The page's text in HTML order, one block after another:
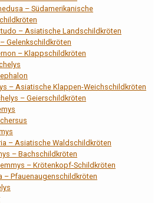
– Südamerikanische
– Asiatische Landschildkröten
Gelenkschildkröten
– Klappschildkröten
– Asiatische Klappen-Weichschildkröten
– Geierschildkröten
– Asiatische Waldschildkröten
– Bachschildkröten
– Krötenkopf-Schildkröten
– Pfauenaugenschildkröten